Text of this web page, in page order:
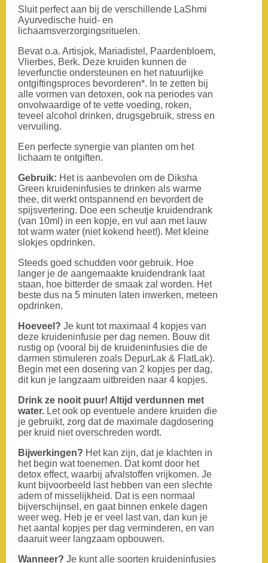
Sluit perfect aan bij de verschillende LaShmi
Ayurvedische huid- en
lichaamsverzorgingsrituelen.
Bevat o.a. Artisjok, Mariadistel, Paardenbloem,
Vlierbes, Berk. Deze kruiden kunnen de
leverfunctie ondersteunen en het natuurlijke
ontgiftingsproces bevorderen*. In te zetten bij
alle vormen van detoxen, ook na periodes van
onvolwaardige of te vette voeding, roken,
teveel alcohol drinken, drugsgebruik, stress en
vervuiling.
Een perfecte synergie van planten om het
lichaam te ontgiften.
Gebruik: Het is aanbevolen om de Diksha
Green kruideninfusies te drinken als warme
thee, dit werkt ontspannend en bevordert de
spijsvertering. Doe een scheutje kruidendrank
(van 10ml) in een kopje, en vul aan met lauw
tot warm water (niet kokend heet!). Met kleine
slokjes opdrinken.
Steeds goed schudden voor gebruik. Hoe
langer je de aangemaakte kruidendrank laat
staan, hoe bitterder de smaak zal worden. Het
beste dus na 5 minuten laten inwerken, meteen
opdrinken.
Hoeveel? Je kunt tot maximaal 4 kopjes van
deze kruideninfusie per dag nemen. Bouw dit
rustig op (vooral bij de kruideninfusies die de
darmen stimuleren zoals DepurLak & FlatLak).
Begin met een dosering van 2 kopjes per dag,
dit kun je langzaam uitbreiden naar 4 kopjes.
Drink ze nooit puur! Altijd verdunnen met
water. Let ook op eventuele andere kruiden die
je gebruikt, zorg dat de maximale dagdosering
per kruid niet overschreden wordt.
Bijwerkingen? Het kan zijn, dat je klachten in
het begin wat toenemen. Dat komt door het
detox effect, waarbij afvalstoffen vrijkomen. Je
kunt bijvoorbeeld last hebben van een slechte
adem of misselijkheid. Dat is een normaal
bijverschijnsel, en gaat binnen enkele dagen
weer weg. Heb je er veel last van, dan kun je
het aantal kopjes per dag verminderen, en van
daaruit weer langzaam opbouwen.
Wanneer? Je kunt alle soorten kruideninfusies